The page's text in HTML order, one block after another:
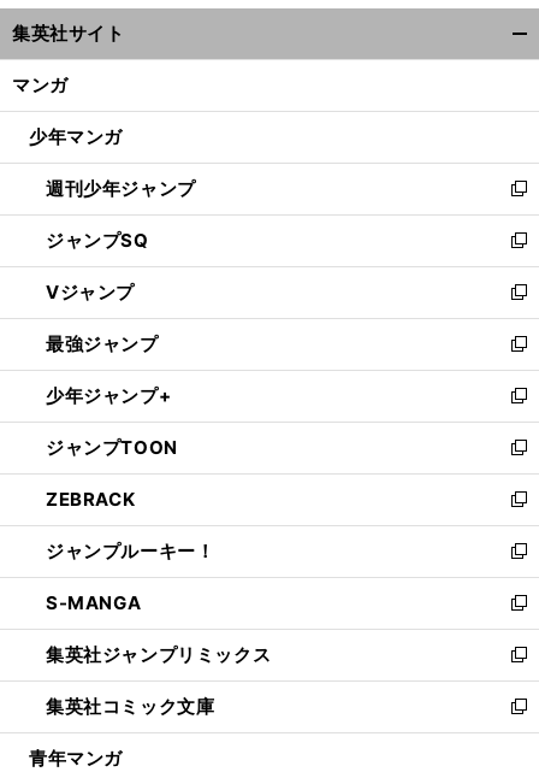
ウ
ィ
ン
ウ
開
く
集英社サイト
マンガ
少年マンガ
週刊少年ジャンプ
新
し
い
ウ
ィ
ン
ド
ウ
で
開
く
ジャンプSQ
新
し
い
ウ
ィ
ン
ド
ウ
で
開
く
Vジャンプ
新
し
い
ウ
ィ
ン
ド
ウ
で
開
く
最強ジャンプ
新
し
い
ウ
ィ
ン
ド
ウ
で
開
く
少年ジャンプ+
新
し
い
ウ
ィ
ン
ド
ウ
で
開
く
ジャンプTOON
新
し
い
ウ
ィ
ン
ド
ウ
で
開
く
ZEBRACK
新
し
い
ウ
ィ
ン
ド
ウ
で
開
ジャンプルーキー！
新
し
い
ウ
ィ
ン
ド
ウ
S-MANGA
新
し
い
ウ
ィ
ン
集英社ジャンプリミックス
新
し
い
ウ
集英社コミック文庫
新
し
青年マンガ